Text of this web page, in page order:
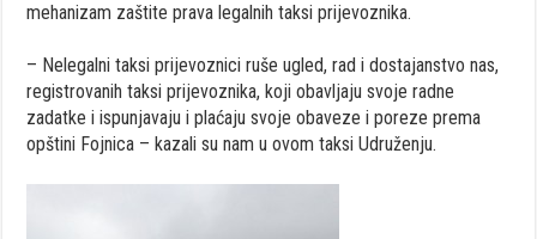
mehanizam zaštite prava legalnih taksi prijevoznika.
– Nelegalni taksi prijevoznici ruše ugled, rad i dostajanstvo nas,
registrovanih taksi prijevoznika, koji obavljaju svoje radne
zadatke i ispunjavaju i plaćaju svoje obaveze i poreze prema
opštini Fojnica – kazali su nam u ovom taksi Udruženju.